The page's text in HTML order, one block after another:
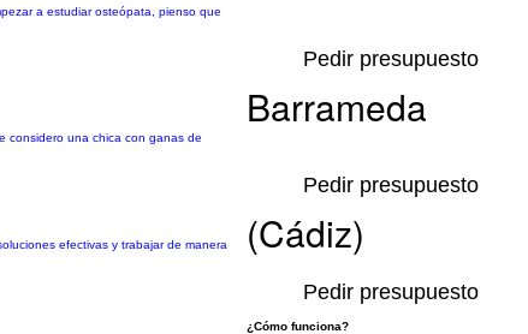
a estudiar osteópata, pienso que
considero una chica con ganas de
Pedir presupuesto
efectivas y trabajar de manera
Pedir presupuesto
Pedir presupuesto
Barrameda
(Cádiz)
¿Cómo funciona?